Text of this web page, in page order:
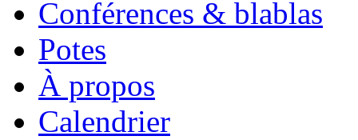
Conférences & blablas
Potes
À propos
Calendrier